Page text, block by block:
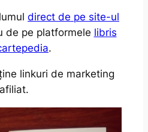
direct de pe site-ul
de pe platformele libris
.
linkuri de marketing
afiliat.